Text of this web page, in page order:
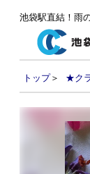
池袋駅直結！雨
トップ＞ ★ク